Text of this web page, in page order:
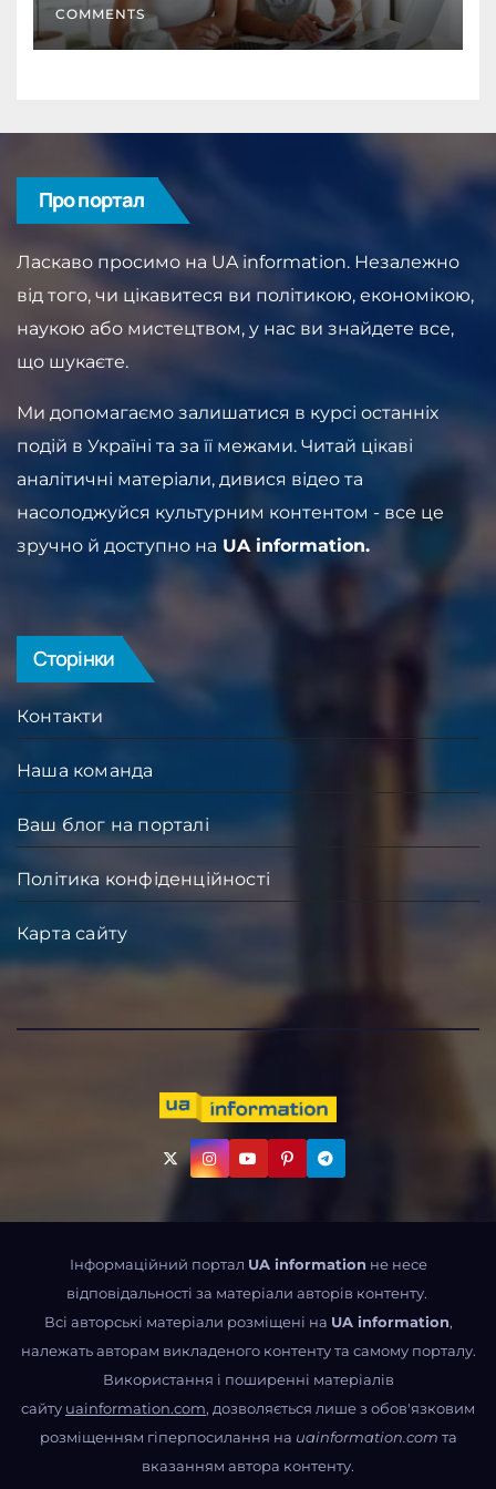
COMMENTS
Про портал
Ласкаво просимо на UA information. Незалежно
від того, чи цікавитеся ви політикою, економікою,
наукою або мистецтвом, у нас ви знайдете все,
що шукаєте.
Ми допомагаємо залишатися в курсі останніх
подій в Україні та за її межами. Читай цікаві
аналітичні матеріали, дивися відео та
насолоджуйся культурним контентом - все це
зручно й доступно на UA information.
Сторінки
Контакти
Наша команда
Ваш блог на порталі
Політика конфіденційності
Карта сайту
Інформаційний портал UA information не несе
відповідальності за матеріали авторів контенту.
Всі авторські матеріали розміщені на UA information,
належать авторам викладеного контенту та самому порталу.
Використання і поширенні матеріалів
сайту uainformation.com, дозволяється лише з обов'язковим
розміщенням гіперпосилання на uainformation.com та
вказанням автора контенту.